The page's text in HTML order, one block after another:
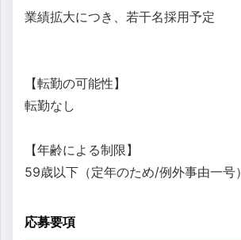
業績拡大につき、若干名採用予定
【転勤の可能性】
転勤なし
【年齢による制限】
59歳以下（定年のため/例外事由一号）
応募要項